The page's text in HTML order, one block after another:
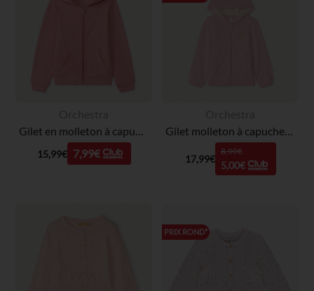
Gilet en molleton à capuche uni fille
15,99€ 7,99€
Gilet molleton à capuche ludique pour bébé fille
17,99€
8,99€
5,00€
PRIX ROND*